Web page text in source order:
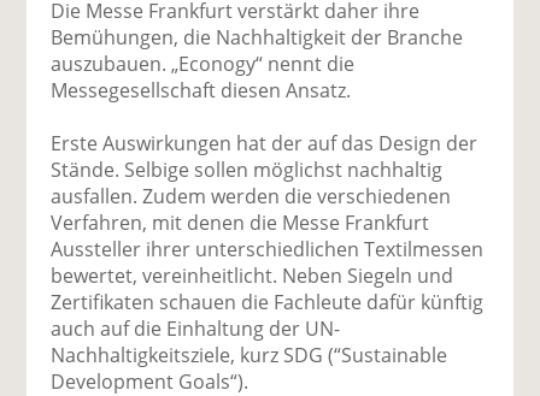
Die Messe Frankfurt verstärkt daher ihre
Bemühungen, die Nachhaltigkeit der Branche
auszubauen. „Econogy“ nennt die
Messegesellschaft diesen Ansatz.
Erste Auswirkungen hat der auf das Design der
Stände. Selbige sollen möglichst nachhaltig
ausfallen. Zudem werden die verschiedenen
Verfahren, mit denen die Messe Frankfurt
Aussteller ihrer unterschiedlichen Textilmessen
bewertet, vereinheitlicht. Neben Siegeln und
Zertifikaten schauen die Fachleute dafür künftig
auch auf die Einhaltung der UN-
Nachhaltigkeitsziele, kurz SDG (“Sustainable
Development Goals“).